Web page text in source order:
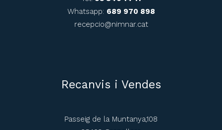
Whatsapp: 689 970 898
recepcio@nimnar.cat
Recanvis i Vendes
Passeig de la Muntanya,108